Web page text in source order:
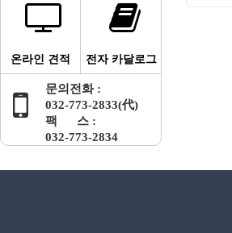
온라인 견적 전자 카달로그
문의전화 :
032-773-2833(代)
팩 스 :
032-773-2834